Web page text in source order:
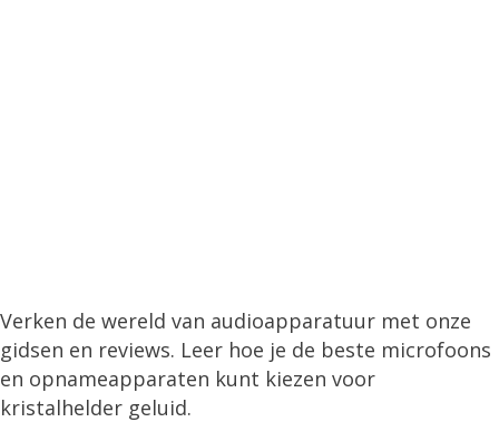
Verken de wereld van audioapparatuur met onze
gidsen en reviews. Leer hoe je de beste microfoons
en opnameapparaten kunt kiezen voor
kristalhelder geluid.